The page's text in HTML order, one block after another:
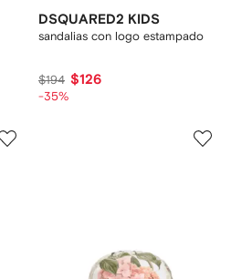
DSQUARED2 KIDS
sandalias con logo estampado
$194 $126
-35%